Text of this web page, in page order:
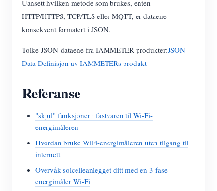
Uansett hvilken metode som brukes, enten
HTTP/HTTPS, TCP/TLS eller MQTT, er dataene
konsekvent formatert i JSON.
Tolke JSON-dataene fra IAMMETER-produkter:JSON
Data Definisjon av IAMMETERs produkt
Referanse
"skjul" funksjoner i fastvaren til Wi-Fi-
energimåleren
Hvordan bruke WiFi-energimåleren uten tilgang til
internett
Overvåk solcelleanlegget ditt med en 3-fase
energimåler Wi-Fi